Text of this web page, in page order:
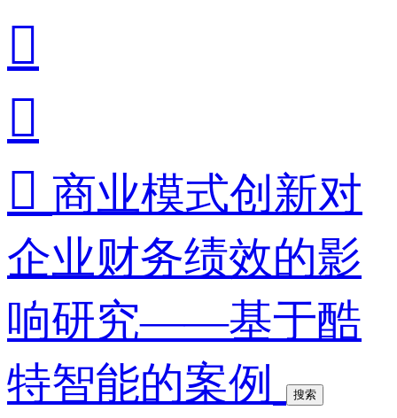


 商业模式创新对
企业财务绩效的影
响研究——基于酷
特智能的案例
搜索